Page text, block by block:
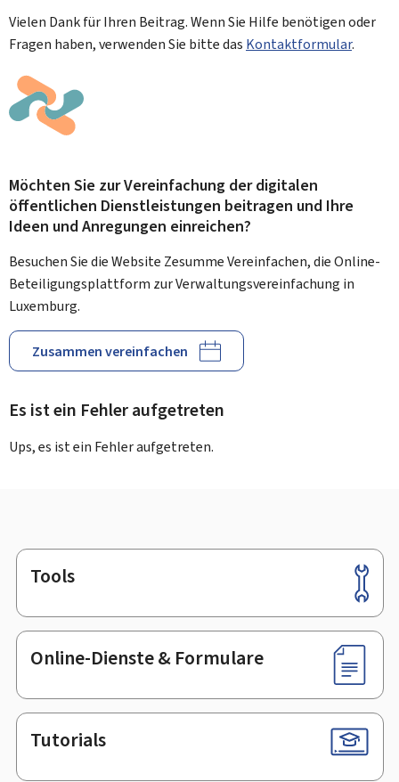
Vielen Dank für Ihren Beitrag. Wenn Sie Hilfe benötigen oder
Fragen haben, verwenden Sie bitte das Kontaktformular.
Möchten Sie zur Vereinfachung der digitalen
öffentlichen Dienstleistungen beitragen und Ihre
Ideen und Anregungen einreichen?
Besuchen Sie die Website Zesumme Vereinfachen, die Online-
Beteiligungsplattform zur Verwaltungsvereinfachung in
Luxemburg.
Zusammen vereinfachen
Es ist ein Fehler aufgetreten
Ups, es ist ein Fehler aufgetreten.
Footer
Tools
Online-Dienste & Formulare
Tutorials